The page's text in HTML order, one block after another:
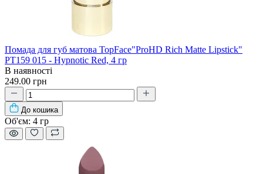
Помада для губ матова TopFace"ProHD Rich Matte Lipstick"
PT159 015 - Hypnotic Red, 4 гр
В наявності
249.00 грн
До кошика
Об'єм: 4 гр